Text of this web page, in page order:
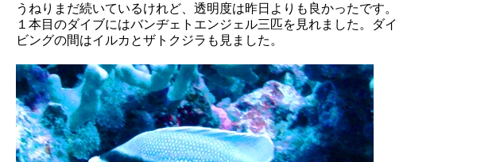
うねりまだ続いているけれど、透明度は昨日よりも良かったです。
１本目のダイブにはバンヂェトエンジェル三匹を見れました。ダイ
ビングの間はイルカとザトクジラも見ました。